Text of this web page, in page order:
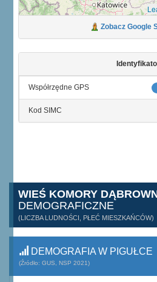
Zobacz Google
Współrzędne GPS
Kod SIMC
WIEŚ KOMORY
DEMOGRAFICZNE
(LICZBA LUDNOŚCI, PŁEĆ MIESZKAŃCÓW)
DEMOGRAFIA W PIGUŁCE
(Źródło: GUS, NSP 2021)